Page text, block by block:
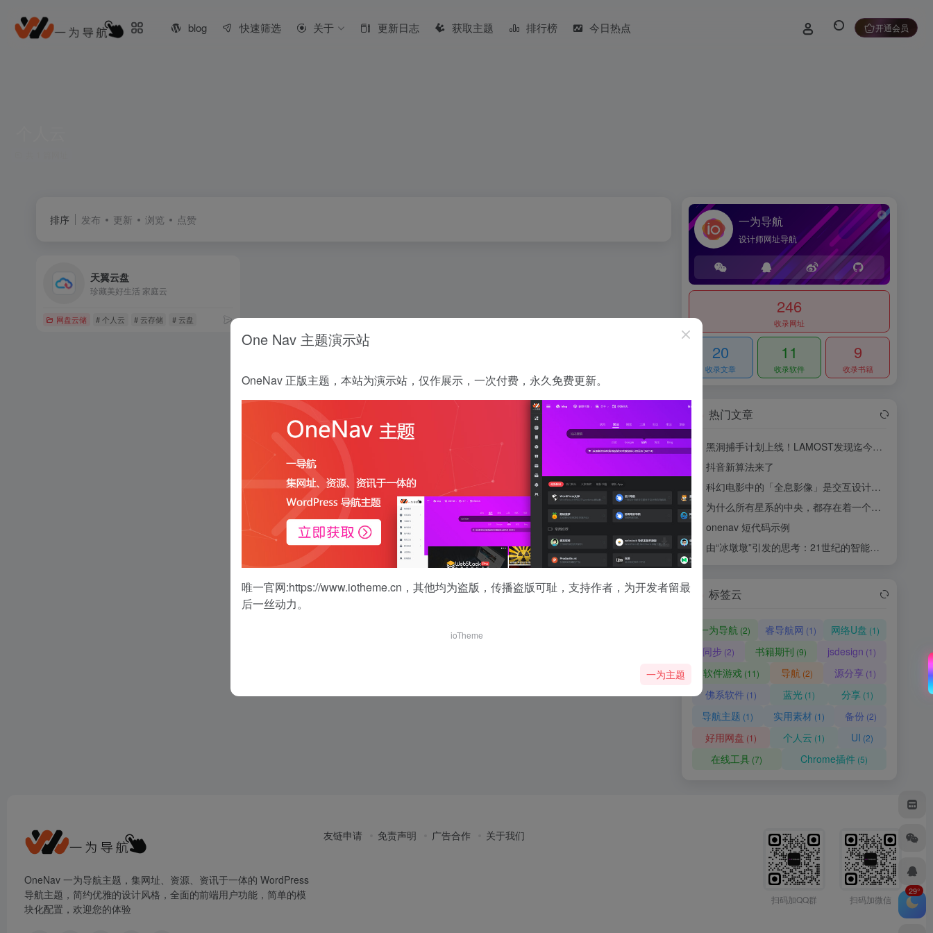
blog 快速筛选 关于 更新日志 获取主题 排行榜 今日热点 开通会员
排序 发布 更新 浏览 点赞
天翼云盘
珍藏美好生活 家庭云
网盘云储 # 个人云 # 云存储 # 云盘
一为导航
设计师网址导航
246
收录网址
20
收录文章
11
收录软件
9
收录书籍
热门文章
黑洞捕手计划上线！LAMOST发现迄今最大的恒星级黑洞
抖音新算法来了
科幻电影中的「全息影像」是交互设计的未来么？
为什么所有星系的中央，都存在着一个黑洞？
onenav 短代码示例
由“冰墩墩”引发的思考：21世纪的智能时代
标签云
一为导航 (2) 睿导航网 (1) 网络U盘 (1)
同步 (2) 书籍期刊 (9) jsdesign (1)
软件游戏(11) 导航 (2) 源分享 (1)
佛系软件 (1) 蓝光 (1) 分享 (1)
导航主题 (1) 实用素材 (1) 备份 (2)
好用网盘 (1) 个人云 (1) UI (2)
在线工具 (7) Chrome插件(5)
OneNav 一为导航主题，集网址、资源、资讯于一体的 WordPress
导航主题，简约优雅的设计风格，全面的前端用户功能，简单的模
块化配置，欢迎您的体验
友链申请 免责声明 广告合作 关于我们
扫码加QQ群 扫码加微信
29°
One Nav 主题演示站
OneNav 正版主题，本站为演示站，仅作展示，一次付费，永久免费更新。
唯一官网:https://www.iotheme.cn ，其他均为盗版，传播盗版可耻，支持作者，为开发者留最
后一丝动力。
ioTheme
一为主题